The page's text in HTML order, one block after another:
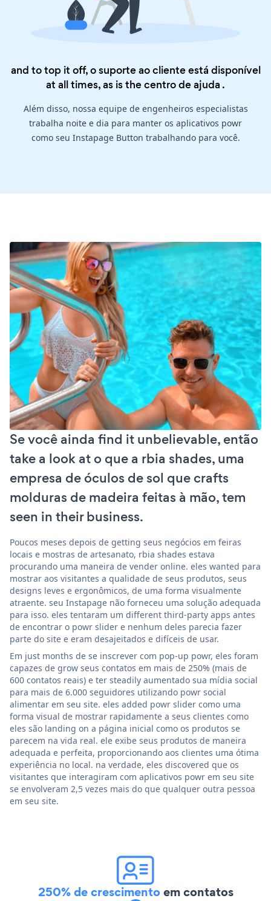
and to top it off, o suporte ao cliente está disponível
at all times, as is thecentro de ajuda .
Além disso, nossa equipe de engenheiros especialistas
trabalha noite e dia para manter os aplicativos powr
como seu Instapage Button trabalhando para você.
Se você ainda find it unbelievable, então
take a look at o que a rbia shades, uma
empresa de óculos de sol que crafts
molduras de madeira feitas à mão, tem
seen in their business.
Poucos meses depois de getting seus negócios em feiras
locais e mostras de artesanato, rbia shades estava
procurando uma maneira de vender online. eles wanted para
mostrar aos visitantes a qualidade de seus produtos, seus
designs leves e ergonômicos, de uma forma visualmente
atraente. seu Instapage não forneceu uma solução adequada
para isso. eles tentaram um different third-party apps antes
de encontrar o powr slider e nenhum deles parecia fazer
parte do site e eram desajeitados e difíceis de usar.
Em just months de se inscrever com pop-up powr, eles foram
capazes de grow seus contatos em mais de 250% (mais de
600 contatos reais) e ter steadily aumentado sua mídia social
para mais de 6.000 seguidores utilizando powr social
alimentar em seu site. eles added powr slider como uma
forma visual de mostrar rapidamente a seus clientes como
eles são landing on a página inicial como os produtos se
parecem na vida real. ele exibe seus produtos de maneira
adequada e perfeita, proporcionando aos clientes uma ótima
experiência no local. na verdade, eles discovered que os
visitantes que interagiram com aplicativos powr em seu site
se envolveram 2,5 vezes mais do que qualquer outra pessoa
em seu site.
250% de crescimentoem contatos